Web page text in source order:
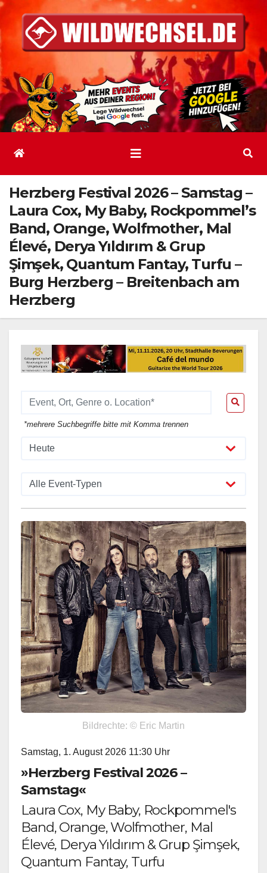
Inhalt
springen
Herzberg Festival 2026 – Samstag –
Laura Cox, My Baby, Rockpommel’s
Band, Orange, Wolfmother, Mal
Élevé, Derya Yıldırım & Grup
Şimşek, Quantum Fantay, Turfu –
Burg Herzberg – Breitenbach am
Herzberg
*mehrere Suchbegriffe bitte mit Komma trennen
Bildrechte: © Eric Martin
Samstag, 1. August 2026 11:30 Uhr
»Herzberg Festival 2026 –
Samstag«
Laura Cox, My Baby, Rockpommel's
Band, Orange, Wolfmother, Mal
Élevé, Derya Yıldırım & Grup Şimşek,
Quantum Fantay, Turfu